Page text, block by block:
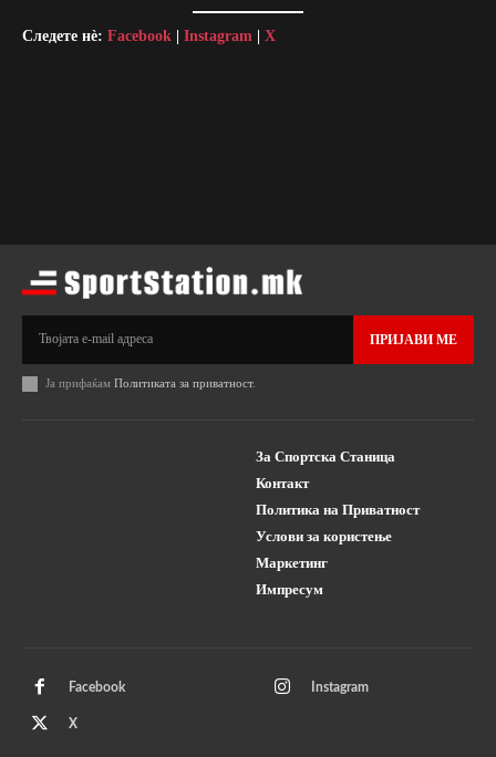
Следете нè: Facebook | Instagram | X
ПРИЈАВИ МЕ
Ја прифаќам Политиката за приватност.
За Спортска Станица
Контакт
Политика на Приватност
Услови за користење
Маркетинг
Импресум
Facebook Instagram
X